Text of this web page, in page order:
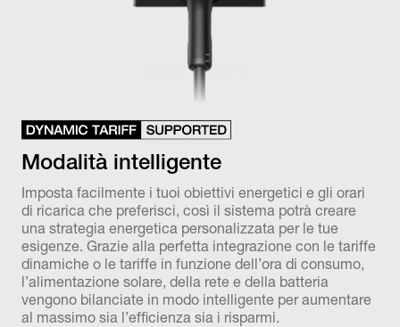
Modalità intelligente
Imposta facilmente i tuoi obiettivi energetici e gli orari
di ricarica che preferisci, così il sistema potrà creare
una strategia energetica personalizzata per le tue
esigenze. Grazie alla perfetta integrazione con le tariffe
dinamiche o le tariffe in funzione dell’ora di consumo,
l’alimentazione solare, della rete e della batteria
vengono bilanciate in modo intelligente per aumentare
al massimo sia l’efficienza sia i risparmi.